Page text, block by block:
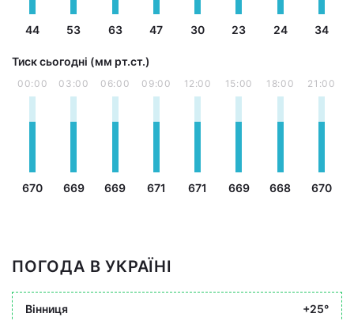
44 53 63 47 30 23 24 34
Тиск сьогодні (мм рт.ст.)
00:00
670
03:00
669
06:00
669
09:00
671
12:00
671
15:00
669
18:00
668
21:00
670
ПОГОДА В УКРАЇНІ
Вінниця +25°